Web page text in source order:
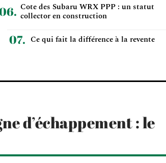
Cote des Subaru WRX PPP : un statut
collector en construction
Ce qui fait la différence à la revente
d’échappement : le